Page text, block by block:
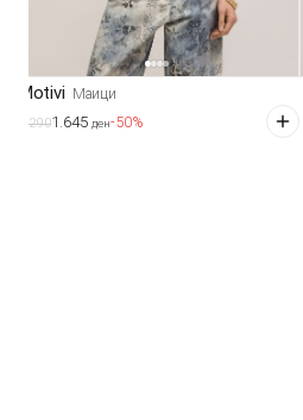
Motivi Маици
3.2901.645 ден-50%